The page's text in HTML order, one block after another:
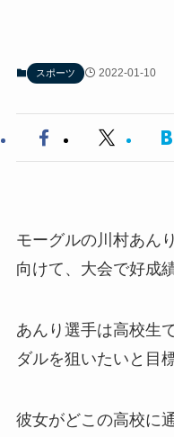
スポーツ 2022-01-10
モーグルの川村あん
向けて、大会で好成
あんり選手は高校生
ダルを狙いたいと目
彼女がどこの高校に